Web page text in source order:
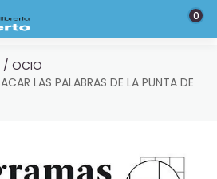
0
/ OCIO
LAS PALABRAS DE LA PUNTA DE